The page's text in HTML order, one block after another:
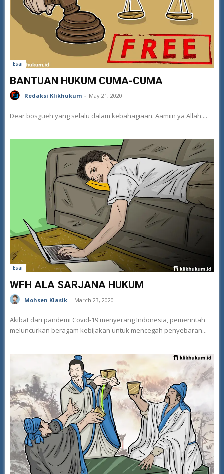
Esai
BANTUAN HUKUM CUMA-CUMA
Redaksi Klikhukum - May 21, 2020
Dear bosgueh yang selalu dalam kebahagiaan. Aamiin ya Allah....
Esai
WFH ALA SARJANA HUKUM
Mohsen Klasik - March 23, 2020
Akibat dari pandemi Covid-19 menyerang Indonesia, pemerintah
meluncurkan beragam kebijakan untuk mencegah penyebaran...